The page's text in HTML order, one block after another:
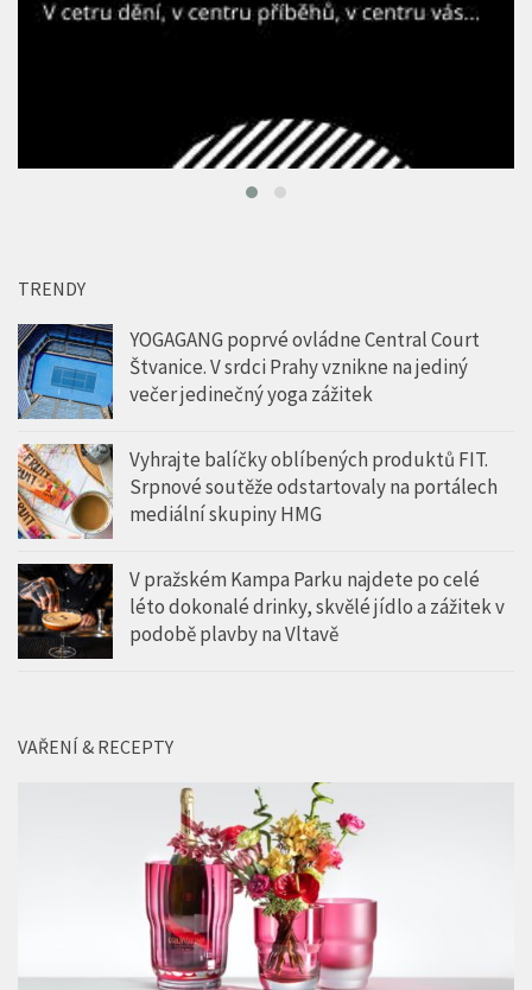
TRENDY
YOGAGANG poprvé ovládne Central Court
Štvanice. V srdci Prahy vznikne na jediný
večer jedinečný yoga zážitek
Vyhrajte balíčky oblíbených produktů FIT.
Srpnové soutěže odstartovaly na portálech
mediální skupiny HMG
V pražském Kampa Parku najdete po celé
léto dokonalé drinky, skvělé jídlo a zážitek v
podobě plavby na Vltavě
VAŘENÍ & RECEPTY